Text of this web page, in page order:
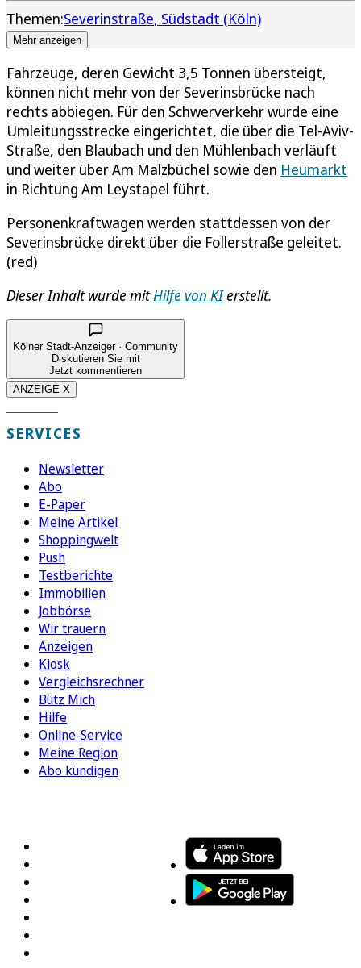
Themen:Severinstraße Südstadt (Köln)
Mehr anzeigen
Fahrzeuge, deren Gewicht 3,5 Tonnen übersteigt,
können nicht mehr von der Severinsbrücke nach
rechts abbiegen. Für den Schwerverkehr wurde eine
Umleitungsstrecke eingerichtet, die über die Tel-Aviv-
Straße, den Blaubach und den Mühlenbach verläuft
und weiter über Am Malzbüchel sowie den Heumarkt
in Richtung Am Leystapel führt.
Personenkraftwagen werden stattdessen von der
Severinsbrücke direkt über die Follerstraße geleitet.
(red)
Dieser Inhalt wurde mitHilfe von KIerstellt.
Kölner Stadt-Anzeiger · Community
Diskutieren Sie mit
Jetzt kommentieren
ANZEIGE X
SERVICES
Newsletter
Abo
E-Paper
Meine Artikel
Shoppingwelt
Push
Testberichte
Immobilien
Jobbörse
Wir trauern
Anzeigen
Kiosk
Vergleichsrechner
Bütz Mich
Hilfe
Online-Service
Meine Region
Abo kündigen